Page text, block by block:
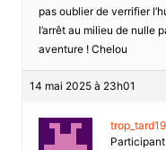
pas oublier de verrifier
l’arrêt au milieu de nulle
aventure ! Chelou
14 mai 2025 à 23h01
Participant